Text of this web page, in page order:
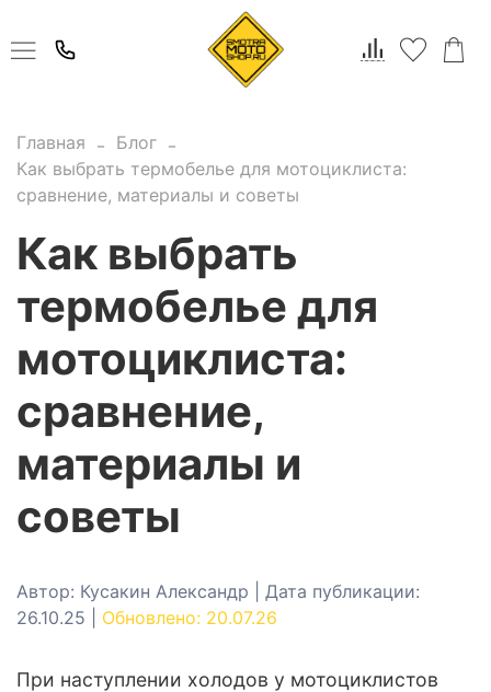
Главная
Блог
Как выбрать термобелье для мотоциклиста:
сравнение, материалы и советы
Как выбрать
термобелье для
мотоциклиста:
сравнение,
материалы и
советы
Автор: Кусакин Александр | Дата публикации:
26.10.25 | Обновлено: 20.07.26
При наступлении холодов у мотоциклистов